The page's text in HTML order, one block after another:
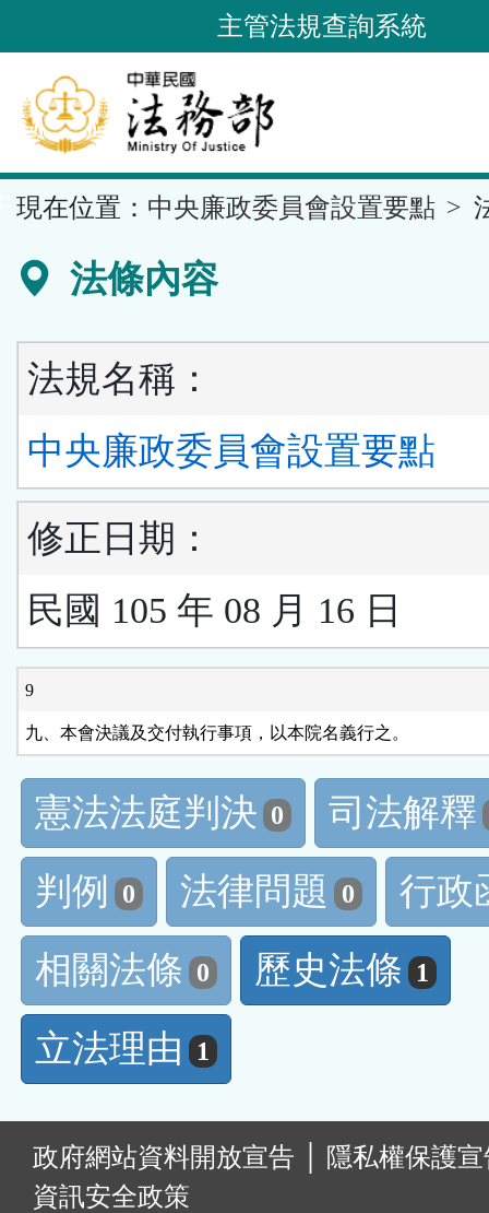
到
要
內
容
區
主管法規查詢系統
現在位置： 中央廉政委員會設置要點
法條內容
法規名稱：
中央廉政委員會設置要點
修正日期：
民國 105 年 08 月 16 日
9
九、本會決議及交付執行事項，以本院名義行之。
憲法法庭判決 0
司法解釋
判例
0 法律問題 0
行政
相關法條 0 歷史法條 1
立法理由 1
政府網站資料開放宣告
隱私權保護
資訊安全政策